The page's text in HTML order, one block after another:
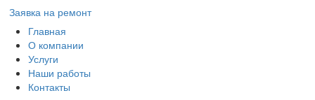
Заявка на ремонт
Главная
О компании
Услуги
Наши работы
Контакты